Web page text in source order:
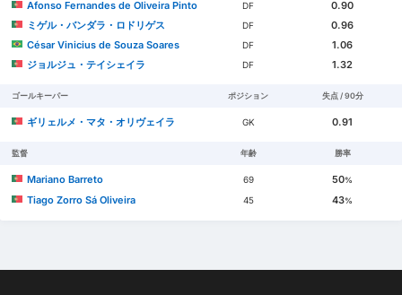
Afonso Fernandes de Oliveira Pinto
DF
0.90
ミゲル・バンダラ・ロドリゲス
DF
0.96
César Vinicius de Souza Soares
DF
1.06
ジョルジュ・テイシェイラ
DF 1.32
ゴールキーパー ポジション 失点 / 90分
ギリェルメ・マタ・オリヴェイラ GK 0.91
監督 年齢 勝率
Mariano Barreto 69 50%
Tiago Zorro Sá Oliveira 45 43%